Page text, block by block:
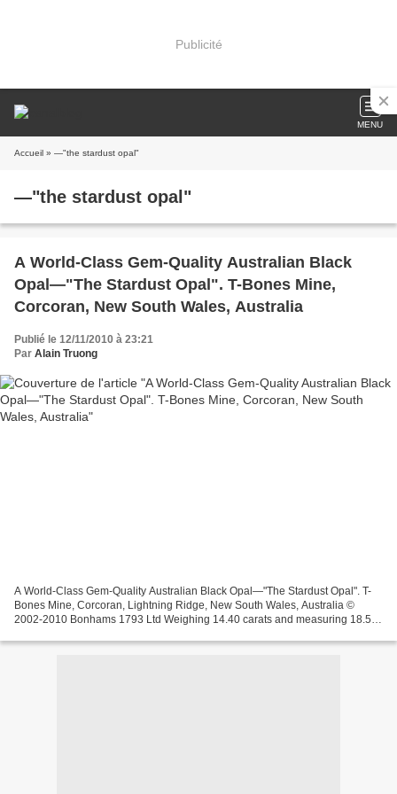
Publicité
MENU
Accueil » —"the stardust opal"
—"the stardust opal"
A World-Class Gem-Quality Australian Black
Opal—"The Stardust Opal". T-Bones Mine,
Corcoran, New South Wales, Australia
Publié le 12/11/2010 à 23:21
Par Alain Truong
A World-Class Gem-Quality Australian Black Opal—"The Stardust Opal". T-
Bones Mine, Corcoran, Lightning Ridge, New South Wales, Australia ©
2002-2010 Bonhams 1793 Ltd Weighing 14.40 carats and measuring 18.5 x